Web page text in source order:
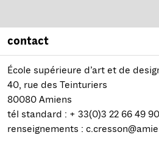
contact
École supérieure d’art et de
40, rue des Teinturiers
80080 Amiens
tél standard : + 33(0)3 22 66 49 90
renseignements :